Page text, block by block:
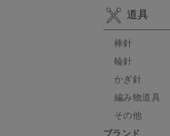
道具
棒針
輪針
かぎ針
編み物道具
その他
ブランド